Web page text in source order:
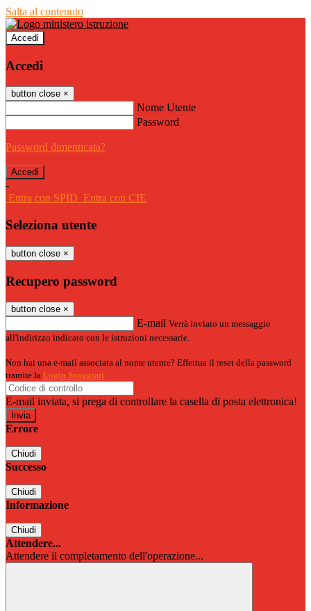
Salta al contenuto
Accedi
Accedi
button close ×
Nome Utente
Password
Password dimenticata?
-
Entra con SPID Entra con CIE
Seleziona utente
button close ×
Recupero password
button close ×
E-mail Verrà inviato un messaggio
all'indirizzo indicato con le istruzioni necessarie.
Non hai una e-mail associata al nome utente? Effettua il reset della password
tramite la Login Spaggiari
E-mail inviata, si prega di controllare la casella di posta elettronica!
Errore
Chiudi
Successo
Chiudi
Informazione
Chiudi
Attendere...
Attendere il completamento dell'operazione...